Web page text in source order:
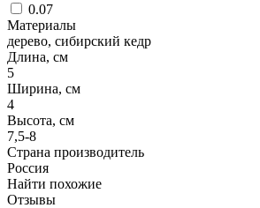
0.07
Материалы
дерево, сибирский кедр
Длина, см
5
Ширина, см
4
Высота, см
7,5-8
Страна производитель
Россия
Найти похожие
Отзывы